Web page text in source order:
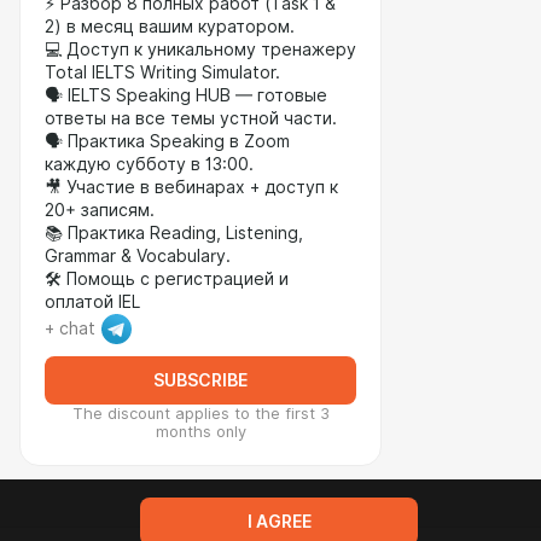
2) в месяц вашим куратором.
💻 Доступ к уникальному тренажеру
Total IELTS Writing Simulator.
🗣️ IELTS Speaking HUB — готовые
ответы на все темы устной части.
🗣️ Практика Speaking в Zoom
каждую субботу в 13:00.
🎥 Участие в вебинарах + доступ к
20+ записям.
📚 Практика Reading, Listening,
Grammar & Vocabulary.
🛠️ Помощь с регистрацией и
оплатой IEL
+ chat
SUBSCRIBE
The discount applies to the first 3
months only
I AGREE